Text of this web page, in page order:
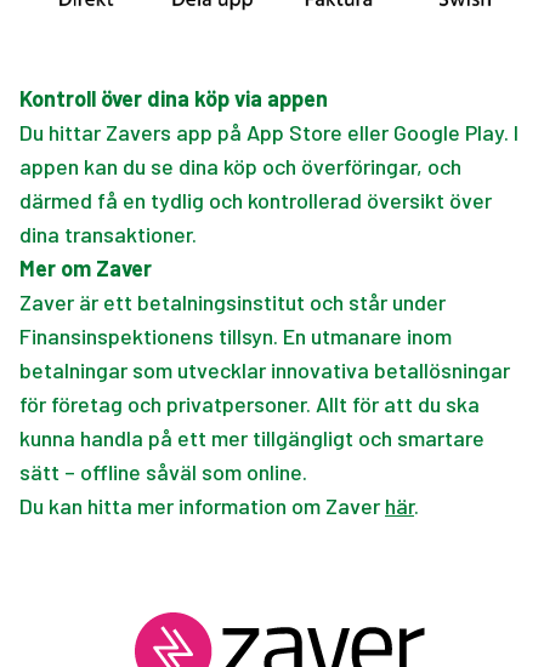
Kontroll över dina köp via appen
Du hittar Zavers app på App Store eller Google Play. I
appen kan du se dina köp och överföringar, och
därmed få en tydlig och kontrollerad översikt över
dina transaktioner.
Mer om Zaver
Zaver är ett betalningsinstitut och står under
Finansinspektionens tillsyn. En utmanare inom
betalningar som utvecklar innovativa betallösningar
för företag och privatpersoner. Allt för att du ska
kunna handla på ett mer tillgängligt och smartare
sätt – offline såväl som online.
Du kan hitta mer information om Zaver här.